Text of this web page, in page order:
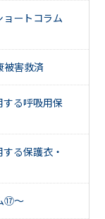
ートコラム
被害救済
する呼吸用保
る保護衣・
⑰～